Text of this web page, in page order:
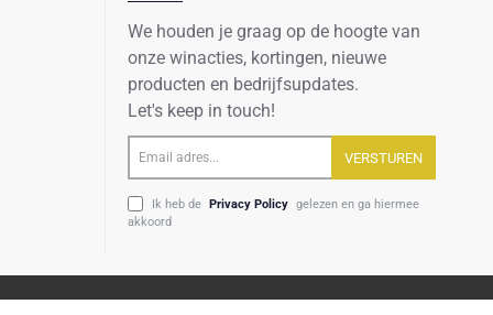
We houden je graag op de hoogte van
onze winacties, kortingen, nieuwe
producten en bedrijfsupdates.
Let's keep in touch!
Email
adres...
VERSTUREN
Ik heb de Privacy Policy gelezen en ga hiermee
akkoord